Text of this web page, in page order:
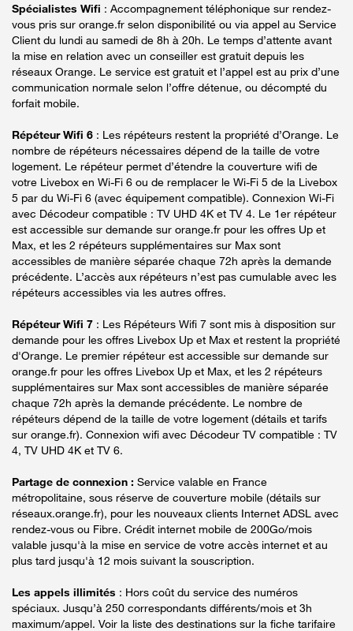
Spécialistes Wifi : Accompagnement téléphonique sur rendez-
vous pris sur orange.fr selon disponibilité ou via appel au Service
Client du lundi au samedi de 8h à 20h. Le temps d’attente avant
la mise en relation avec un conseiller est gratuit depuis les
réseaux Orange. Le service est gratuit et l’appel est au prix d’une
communication normale selon l’offre détenue, ou décompté du
forfait mobile.
Répéteur Wifi 6 : Les répéteurs restent la propriété d’Orange. Le
nombre de répéteurs nécessaires dépend de la taille de votre
logement. Le répéteur permet d’étendre la couverture wifi de
votre Livebox en Wi-Fi 6 ou de remplacer le Wi-Fi 5 de la Livebox
5 par du Wi-Fi 6 (avec équipement compatible). Connexion Wi-Fi
avec Décodeur compatible : TV UHD 4K et TV 4. Le 1er répéteur
est accessible sur demande sur orange.fr pour les offres Up et
Max, et les 2 répéteurs supplémentaires sur Max sont
accessibles de manière séparée chaque 72h après la demande
précédente. L’accès aux répéteurs n’est pas cumulable avec les
répéteurs accessibles via les autres offres.
Répéteur Wifi 7 : Les Répéteurs Wifi 7 sont mis à disposition sur
demande pour les offres Livebox Up et Max et restent la propriété
d'Orange. Le premier répéteur est accessible sur demande sur
orange.fr pour les offres Livebox Up et Max, et les 2 répéteurs
supplémentaires sur Max sont accessibles de manière séparée
chaque 72h après la demande précédente. Le nombre de
répéteurs dépend de la taille de votre logement (détails et tarifs
sur orange.fr). Connexion wifi avec Décodeur TV compatible : TV
4, TV UHD 4K et TV 6.
Partage de connexion : Service valable en France
métropolitaine, sous réserve de couverture mobile (détails sur
réseaux.orange.fr), pour les nouveaux clients Internet ADSL avec
rendez-vous ou Fibre. Crédit internet mobile de 200Go/mois
valable jusqu'à la mise en service de votre accès internet et au
plus tard jusqu'à 12 mois suivant la souscription.
Les appels illimités : Hors coût du service des numéros
spéciaux. Jusqu’à 250 correspondants différents/mois et 3h
maximum/appel. Voir la liste des destinations sur la fiche tarifaire